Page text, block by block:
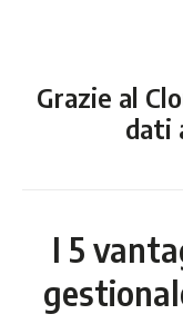
Grazie al
dati
I 5